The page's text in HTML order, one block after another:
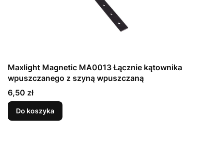
Maxlight Magnetic MA0013 Łącznie kątownika
wpuszczanego z szyną wpuszczaną
Cena
6,50 zł
Do koszyka